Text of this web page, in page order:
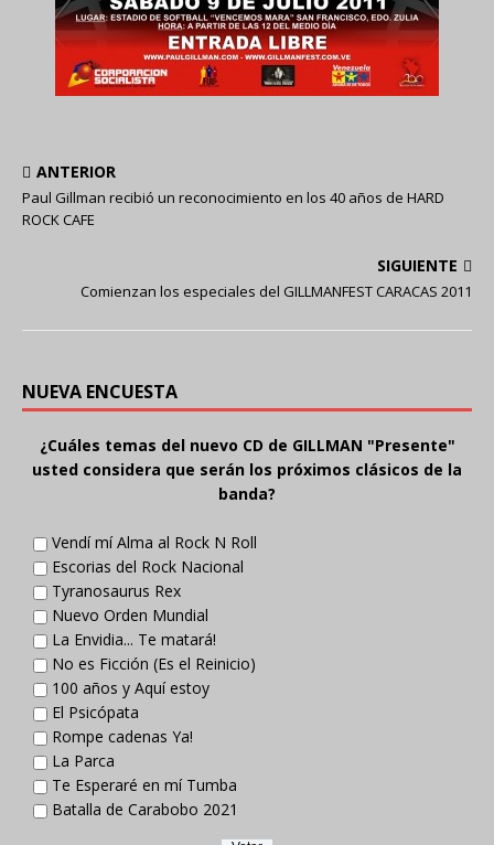
ANTERIOR
Paul Gillman recibió un reconocimiento en los 40 años de HARD
ROCK CAFE
SIGUIENTE
Comienzan los especiales del GILLMANFEST CARACAS 2011
NUEVA ENCUESTA
¿Cuáles temas del nuevo CD de GILLMAN "Presente"
usted considera que serán los próximos clásicos de la
banda?
Vendí mí Alma al Rock N Roll
Escorias del Rock Nacional
Tyranosaurus Rex
Nuevo Orden Mundial
La Envidia... Te matará!
No es Ficción (Es el Reinicio)
100 años y Aquí estoy
El Psicópata
Rompe cadenas Ya!
La Parca
Te Esperaré en mí Tumba
Batalla de Carabobo 2021